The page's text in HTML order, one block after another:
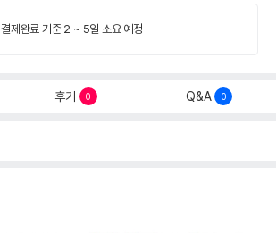
결제완료 기준 2 ~ 5일 소요 예정
후기 0 Q&A 0